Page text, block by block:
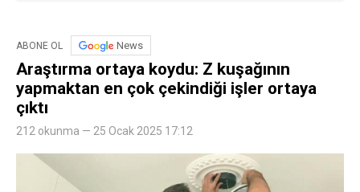
ABONE OL News
Araştırma ortaya koydu: Z kuşağının
yapmaktan en çok çekindiği işler ortaya
çıktı
212 okunma — 25 Ocak 2025 17:12